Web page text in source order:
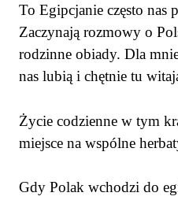
To Egipcjanie często nas
Zaczynają rozmowy o
rodzinne obiady. Dla
nas lubią i chętnie tu
Życie codzienne w tym
miejsce na wspólne
Gdy Polak wchodzi do